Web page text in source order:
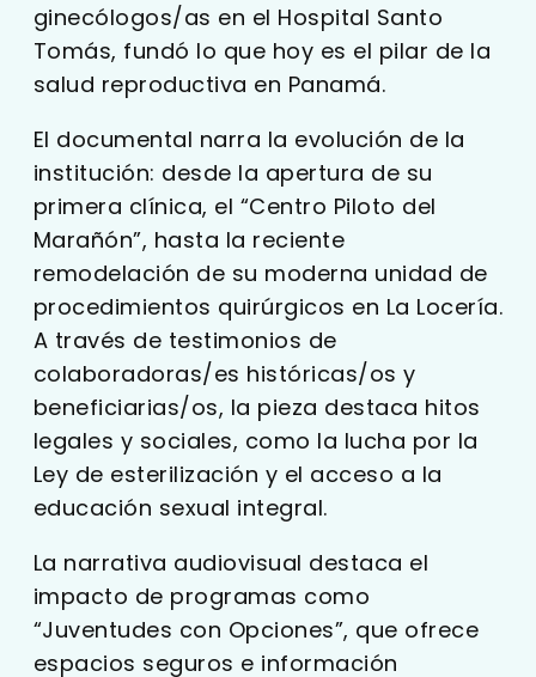
ginecólogos/as en el Hospital Santo
Tomás, fundó lo que hoy es el pilar de la
salud reproductiva en Panamá.
El documental narra la evolución de la
institución: desde la apertura de su
primera clínica, el “Centro Piloto del
Marañón”, hasta la reciente
remodelación de su moderna unidad de
procedimientos quirúrgicos en La Locería.
A través de testimonios de
colaboradoras/es históricas/os y
beneficiarias/os, la pieza destaca hitos
legales y sociales, como la lucha por la
Ley de esterilización y el acceso a la
educación sexual integral.
La narrativa audiovisual destaca el
impacto de programas como
“Juventudes con Opciones”, que ofrece
espacios seguros e información